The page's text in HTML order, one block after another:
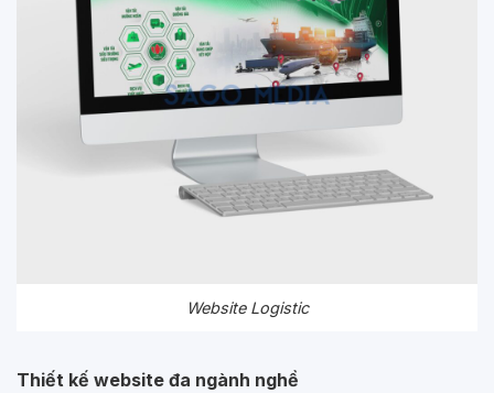
Website Logistic
Thiết kế website đa ngành nghề